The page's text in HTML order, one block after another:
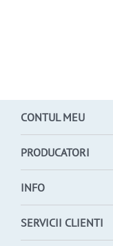
CONTUL MEU
PRODUCATORI
INFO
SERVICII CLIENTI